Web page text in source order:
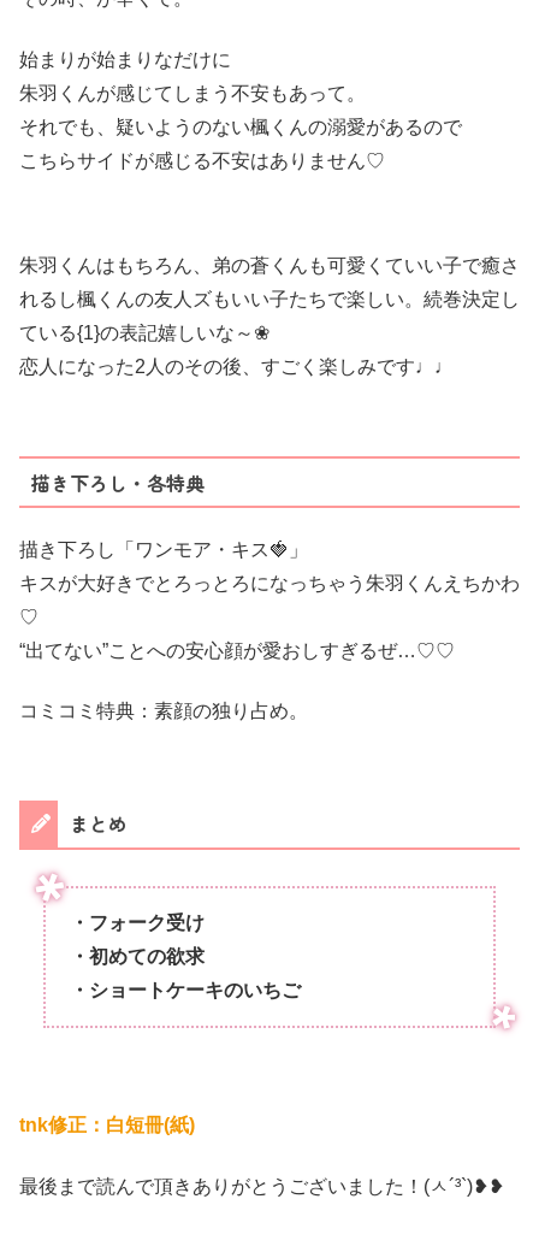
始まりが始まりなだけに
朱羽くんが感じてしまう不安もあって。
それでも、疑いようのない楓くんの溺愛があるので
こちらサイドが感じる不安はありません♡
朱羽くんはもちろん、弟の蒼くんも可愛くていい子で癒さ
れるし楓くんの友人ズもいい子たちで楽しい。続巻決定し
ている{1}の表記嬉しいな～❀
恋人になった2人のその後、すごく楽しみです♩♩
描き下ろし・各特典
描き下ろし「ワンモア・キス🍓」
キスが大好きでとろっとろになっちゃう朱羽くんえちかわ
♡
“出てない”ことへの安心顔が愛おしすぎるぜ…♡♡
コミコミ特典：素顔の独り占め。
まとめ
・フォーク受け
・初めての欲求
・ショートケーキのいちご
tnk修正：白短冊(紙)
最後まで読んで頂きありがとうございました！(ㅅ´³`)❥❥